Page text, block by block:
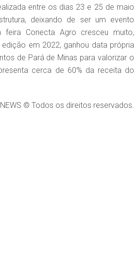
entre os dias 23 e 25 de maio
deixando de ser um evento
feira Conecta Agro cresceu muito,
em 2022, ganhou data própria
de Pará de Minas para valorizar o
cerca de 60% da receita do
© Todos os direitos reservados.